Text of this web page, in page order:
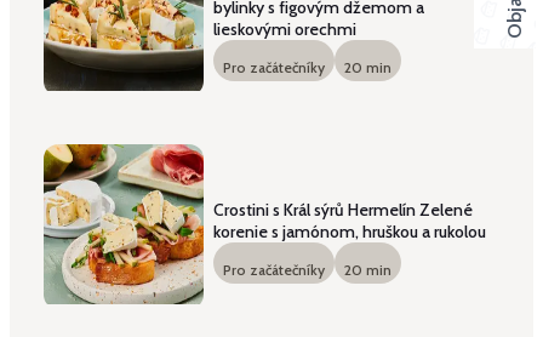
bylinky s figovým džemom a
lieskovými orechmi
Pro začátečníky 20 min
Crostini s Král sýrů Hermelín Zelené
korenie s jamónom, hruškou a rukolou
Pro začátečníky 20 min